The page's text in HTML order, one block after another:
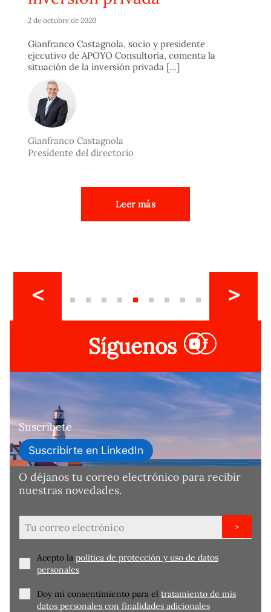
2 de octubre de 2020
Gianfranco Castagnola, socio y presidente
ejecutivo de APOYO Consultoría, comenta la
situación de la inversión privada [...]
Gianfranco Castagnola
Presidente del directorio
Leer más
Síguenos
Suscríbete
Suscribirte en LinkedIn
O déjanos tu correo electrónico para recibir
nuestras novedades.
Acepto la política de protección y uso de datos
personales
Doy mi consentimiento para el tratamiento de mis
datos personales con finalidades adicionales
>